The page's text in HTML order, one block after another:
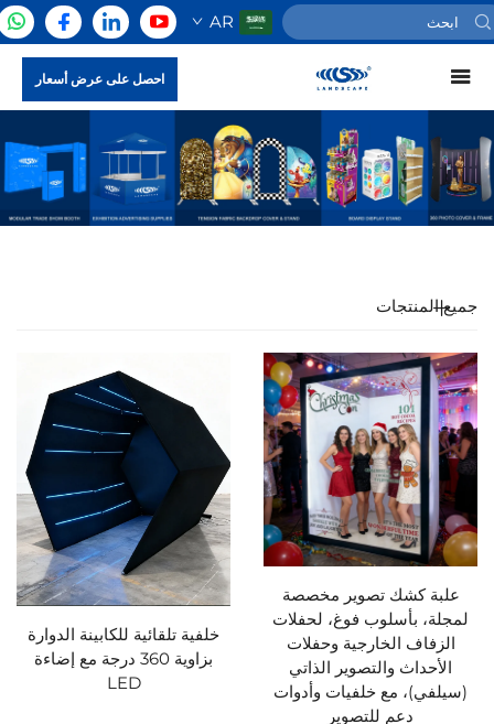
AR
احصل على عرض أسعار
جميع المنتجات
علبة كشك تصوير مخصصة
لمجلة، بأسلوب فوغ، لحفلات
الزفاف الخارجية وحفلات
الأحداث والتصوير الذاتي
(سيلفي)، مع خلفيات وأدوات
دعم للتصوير
خلفية تلقائية للكابينة الدوارة
بزاوية 360 درجة مع إضاءة
LED